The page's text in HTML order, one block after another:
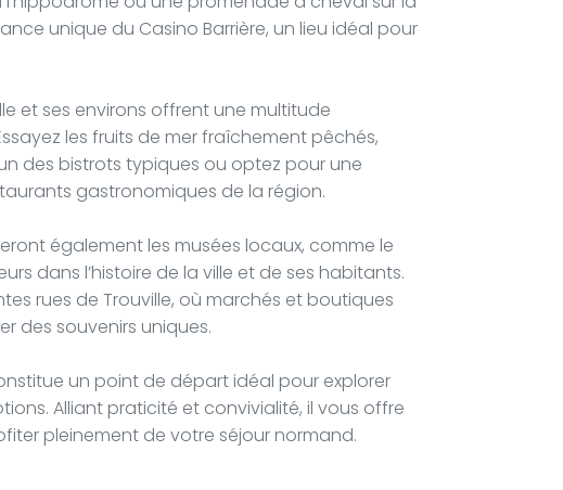
unique du Casino Barrière, un lieu idéal pour
et ses environs offrent une multitude
les fruits de mer fraîchement pêchés,
des bistrots typiques ou optez pour une
gastronomiques de la région.
également les musées locaux, comme le
dans l’histoire de la ville et de ses habitants.
rues de Trouville, où marchés et boutiques
des souvenirs uniques.
un point de départ idéal pour explorer
Alliant praticité et convivialité, il vous offre
pleinement de votre séjour normand.